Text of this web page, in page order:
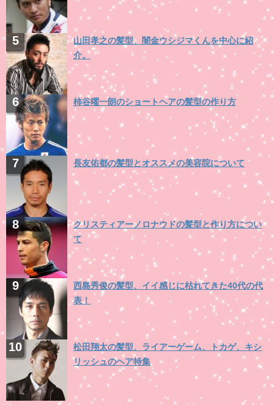
山田孝之の髪型、闇金ウシジマくんを中心に紹
介。
柿谷曜一朗のショートヘアの髪型の作り方
長友佑都の髪型とオススメの美容院について
クリスティアーノロナウドの髪型と作り方につい
て
西島秀俊の髪型、イイ感じに枯れてきた40代の代
表！
松田翔太の髪型、ライアーゲーム、トカゲ、キシ
リッシュのヘア特集